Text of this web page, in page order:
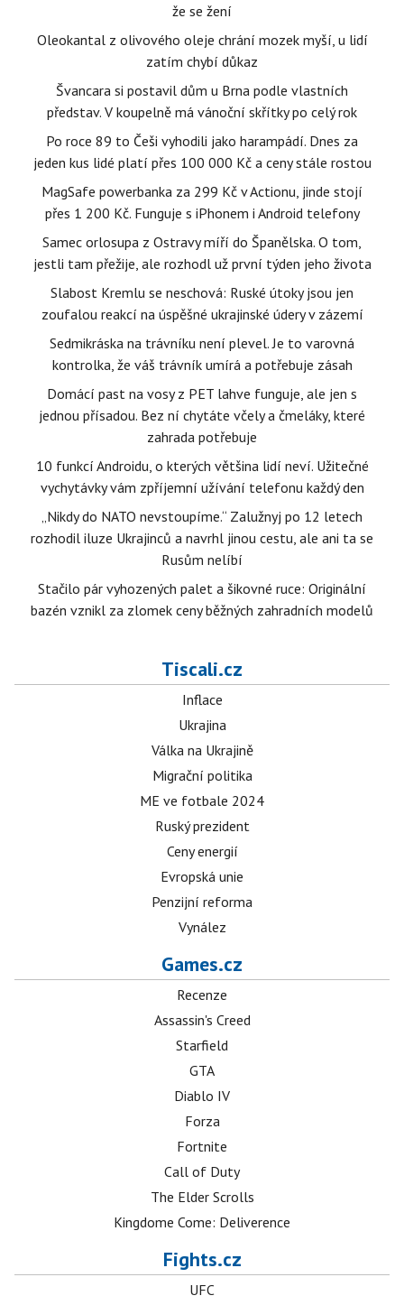
že se žení
Oleokantal z olivového oleje chrání mozek myší, u lidí
zatím chybí důkaz
Švancara si postavil dům u Brna podle vlastních
představ. V koupelně má vánoční skřítky po celý rok
Po roce 89 to Češi vyhodili jako harampádí. Dnes za
jeden kus lidé platí přes 100 000 Kč a ceny stále rostou
MagSafe powerbanka za 299 Kč v Actionu, jinde stojí
přes 1 200 Kč. Funguje s iPhonem i Android telefony
Samec orlosupa z Ostravy míří do Španělska. O tom,
jestli tam přežije, ale rozhodl už první týden jeho života
Slabost Kremlu se neschová: Ruské útoky jsou jen
zoufalou reakcí na úspěšné ukrajinské údery v zázemí
Sedmikráska na trávníku není plevel. Je to varovná
kontrolka, že váš trávník umírá a potřebuje zásah
Domácí past na vosy z PET lahve funguje, ale jen s
jednou přísadou. Bez ní chytáte včely a čmeláky, které
zahrada potřebuje
10 funkcí Androidu, o kterých většina lidí neví. Užitečné
vychytávky vám zpříjemní užívání telefonu každý den
„Nikdy do NATO nevstoupíme.“ Zalužnyj po 12 letech
rozhodil iluze Ukrajinců a navrhl jinou cestu, ale ani ta se
Rusům nelíbí
Stačilo pár vyhozených palet a šikovné ruce: Originální
bazén vznikl za zlomek ceny běžných zahradních modelů
Tiscali.cz
Inflace
Ukrajina
Válka na Ukrajině
Migrační politika
ME ve fotbale 2024
Ruský prezident
Ceny energií
Evropská unie
Penzijní reforma
Vynález
Games.cz
Recenze
Assassin's Creed
Starfield
GTA
Diablo IV
Forza
Fortnite
Call of Duty
The Elder Scrolls
Kingdome Come: Deliverence
Fights.cz
UFC